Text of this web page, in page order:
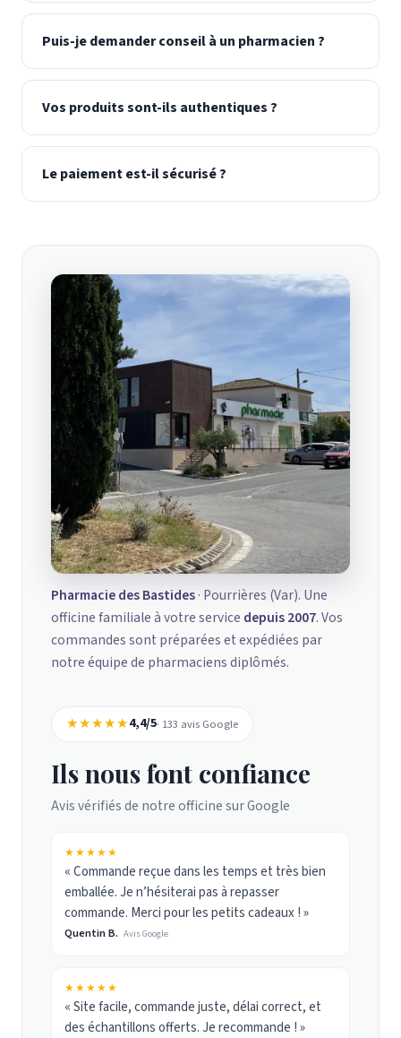
Puis-je demander conseil à un pharmacien ?
Vos produits sont-ils authentiques ?
Le paiement est-il sécurisé ?
Pharmacie des Bastides· Pourrières (Var). Une
officine familiale à votre service depuis 2007. Vos
commandes sont préparées et expédiées par
notre équipe de pharmaciens diplômés.
★★★★★4,4/5· 133 avis Google
Ils nous font confiance
Avis vérifiés de notre officine sur Google
★★★★★
« Commande reçue dans les temps et très bien
emballée. Je n’hésiterai pas à repasser
commande. Merci pour les petits cadeaux ! »
Quentin B. Avis Google
★★★★★
« Site facile, commande juste, délai correct, et
des échantillons offerts. Je recommande ! »